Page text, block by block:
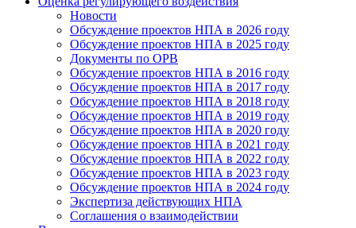
Новости
Обсуждение проектов НПА в 2026 году
Обсуждение проектов НПА в 2025 году
Документы по ОРВ
Обсуждение проектов НПА в 2016 году
Обсуждение проектов НПА в 2017 году
Обсуждение проектов НПА в 2018 году
Обсуждение проектов НПА в 2019 году
Обсуждение проектов НПА в 2020 году
Обсуждение проектов НПА в 2021 году
Обсуждение проектов НПА в 2022 году
Обсуждение проектов НПА в 2023 году
Обсуждение проектов НПА в 2024 году
Экспертиза действующих НПА
Соглашения о взаимодействии